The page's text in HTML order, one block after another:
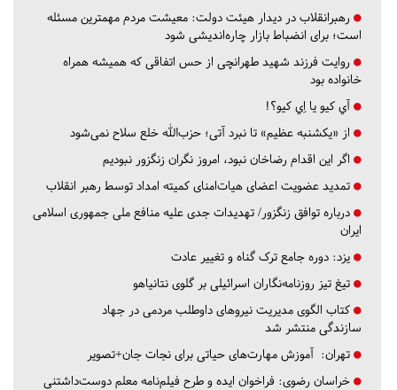
رهبرانقلاب در دیدار هیئت دولت: معیشت مردم مهمترین مسئله
است؛ برای انضباط بازار چاره‌اندیشی شود
روایت فرزند شهید طهرانچی از حس اتفاقی که همیشه همراه
خانواده بود
آي كيو يا اِي كيو؟!
از «یکشنبه عظیم» تا نبرد آتی؛ حزب‌الله خلع سلاح نمی‌شود
اگر این اقدام رضاخان نبود، امروز نگران زنگزور نبودیم
تمدید عضویت اعضای هیات‌امنای کمیته امداد توسط رهبر انقلاب
درباره توافق زنگزور/ تهدیدات جدی علیه منافع ملی جمهوری اسلامی
ایران
یزد: دوره جامع ترک گناه و تغییر عادت
تیغ تیز روزنامه‌نگاران اسرائیلی بر گلوی نتانیاهو
کتاب الگوی مدیریت نیروهای داوطلب مردمی در جهاد
سازندگی منتشر شد
تهران: آموزش مهارت‌های حیاتی برای نجات جان+تصویر
خراسان رضوی: فراخوان ایده و طرح فیلم‌نامه معلم دوست‌داشتنی